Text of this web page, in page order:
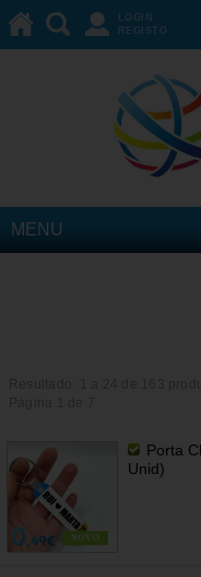
LOGIN
REGISTO
MENU
NOVO
Porta
Unid)